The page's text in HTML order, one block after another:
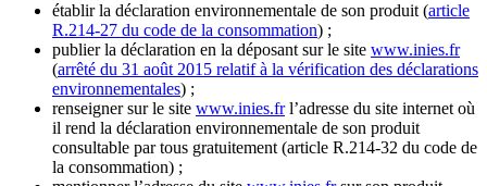
établir la déclaration environnementale de son produit (article
R.214-27 du code de la consommation) ;
publier la déclaration en la déposant sur le site www.inies.fr
(arrêté du 31 août 2015 relatif à la vérification des déclarations
environnementales) ;
renseigner sur le site www.inies.frl’adresse du site internet où
il rend la déclaration environnementale de son produit
consultable par tous gratuitement (article R.214-32 du code de
la consommation) ;